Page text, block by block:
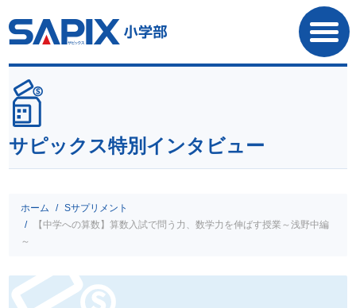
SAPIX小学部
サピックス特別インタビュー
ホーム
Sサプリメント
【中学への算数】算数入試で問う力、数学力を伸ばす授業～浅野中編
～